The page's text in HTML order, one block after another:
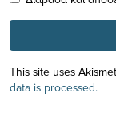
This site uses
data is processed.